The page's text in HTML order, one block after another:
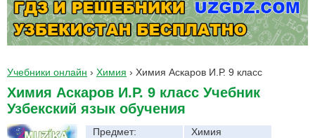
Учебники онлайн › Химия › Химия Аскаров И.Р. 9 класс
Химия Аскаров И.Р. 9 класс Учебник
Узбекский язык обучения
Предмет:
Химия